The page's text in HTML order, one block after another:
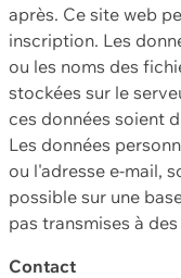
après. Ce site web
inscription. Les
ou les noms des
stockées sur le
ces données soient
Les données
ou l'adresse e-mail,
possible sur une
pas transmises à
Contact